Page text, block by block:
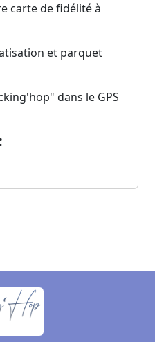
carte de fidélité à
et parquet
dans le GPS